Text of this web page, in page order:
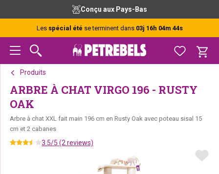
navigation
principale
principal
de
page
Conçu aux Pays-Bas
Les spécial été se terminent dans 03j 16h 04m 43s
Produits
ARBRE À CHAT VIRGO 196 - RUSTY
OAK
Arbre à chat XXL fait main 196 cm en Rusty Oak avec poteau sisal 15
cm et 2 cabanes
3.5/5 (2 reviews)